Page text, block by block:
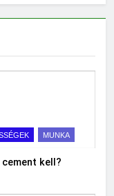
MUNKA
cement kell?